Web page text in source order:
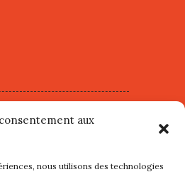
aux
nous utilisons des technologies
jeudi 13 août